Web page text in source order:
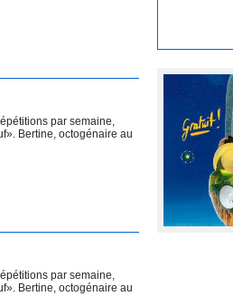
par semaine,
Bertine, octogénaire au
par semaine,
Bertine, octogénaire au